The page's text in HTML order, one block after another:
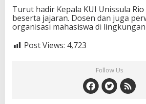
Turut hadir Kepala KUI Unissula
beserta jajaran. Dosen dan juga
organisasi mahasiswa di
Post Views: 4,723
Follow Us